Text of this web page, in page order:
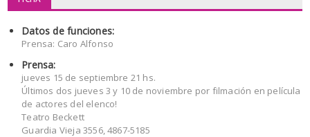
Datos de funciones:
Prensa: Caro Alfonso
Prensa:
jueves 15 de septiembre 21 hs.
Últimos dos jueves 3 y 10 de noviembre por filmación en película
de actores del elenco!
Teatro Beckett
Guardia Vieja 3556, 4867-5185